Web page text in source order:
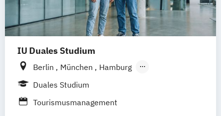
IU Duales Studium
Berlin München
Hamburg
Frankfurt am Main
Mannheim Leipzig Online-Campus
Duales Studium
Tourismusmanagement